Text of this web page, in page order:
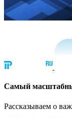
Cамый
Рассказываем о